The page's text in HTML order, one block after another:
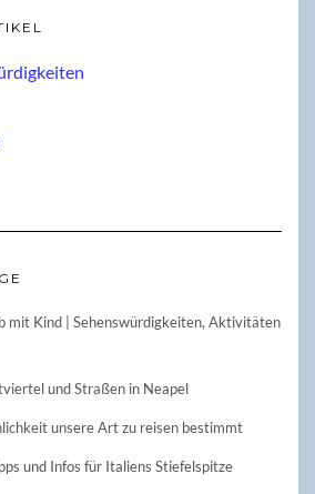
mit Kind | Sehenswürdigkeiten, Aktivitäten
und Straßen in Neapel
unsere Art zu reisen bestimmt
und Infos für Italiens Stiefelspitze